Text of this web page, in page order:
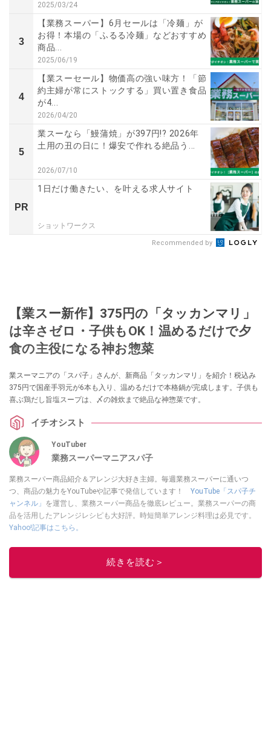
2025/03/24
3
【業務スーパー】6月セールは「冷麺」が
お得！本場の「ふるる冷麺」などおすすめ
商品...
2025/06/19
4
【業スーセール】物価高の強い味方！「節
約主婦が常にストックする」買い置き食品
が4...
2026/04/20
5
業スーなら「鰻蒲焼」が397円!? 2026年
土用の丑の日に！爆安で作れる絶品う...
2026/07/10
PR
1日だけ働きたい、を叶える求人サイト
ショットワークス
Recommended by
【業スー新作】375円の「タッカンマリ」
は辛さゼロ・子供もOK！温めるだけで夕
食の主役になる神お惣菜
業スーマニアの「スパ子」さんが、新商品「タッカンマリ」を紹介！税込み
375円で国産手羽元が6本も入り、温めるだけで本格鍋が完成します。子供も
喜ぶ鶏だし旨塩スープは、〆の雑炊まで絶品な神惣菜です。
イチオシスト
YouTuber
業務スーパーマニアスパ子
業務スーパー商品紹介＆アレンジ大好き主婦。毎週業務スーパーに通いつ
つ、商品の魅力をYouTubeや記事で発信しています！ YouTube「スパ子チ
ャンネル」 を運営し、業務スーパー商品を徹底レビュー。業務スーパーの商
品を活用したアレンジレシピも大好評。時短簡単アレンジ料理は必見です。
Yahoo!記事はこちら。
このイチオシストの他の記事を読む
続きを読む＞